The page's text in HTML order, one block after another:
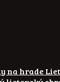
na hrade